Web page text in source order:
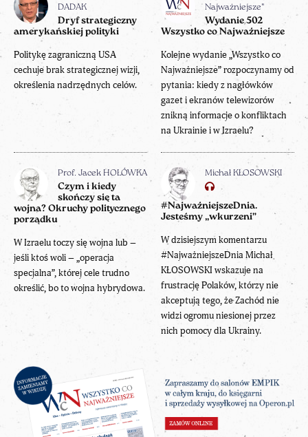
DADAK
Dryf strategiczny
amerykańskiej polityki
Politykę zagraniczną USA
cechuje brak strategicznej wizji,
określenia nadrzędnych celów.
Najważniejsze"
Wydanie 502
Wszystko co Najważniejsze
Kolejne wydanie „Wszystko co
Najważniejsze” rozpoczynamy od
pytania: kiedy z nagłówków
gazet i ekranów telewizorów
znikną informacje o konfliktach
na Ukrainie i w Izraelu?
Prof. Jacek HOŁÓWKA
Czym i kiedy
skończy się ta
wojna? Okruchy politycznego
porządku
W Izraelu toczy się wojna lub –
jeśli ktoś woli – „operacja
specjalna”, której cele trudno
określić, bo to wojna hybrydowa.
Michał KŁOSOWSKI
#NajważniejszeDnia.
Jesteśmy „wkurzeni”
W dzisiejszym komentarzu
#NajważniejszeDnia Michał
KŁOSOWSKI wskazuje na
frustrację Polaków, którzy nie
akceptują tego, że Zachód nie
widzi ogromu niesionej przez
nich pomocy dla Ukrainy.